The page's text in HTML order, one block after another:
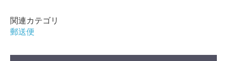
関連カテゴリ
郵送便
お買い物を続ける